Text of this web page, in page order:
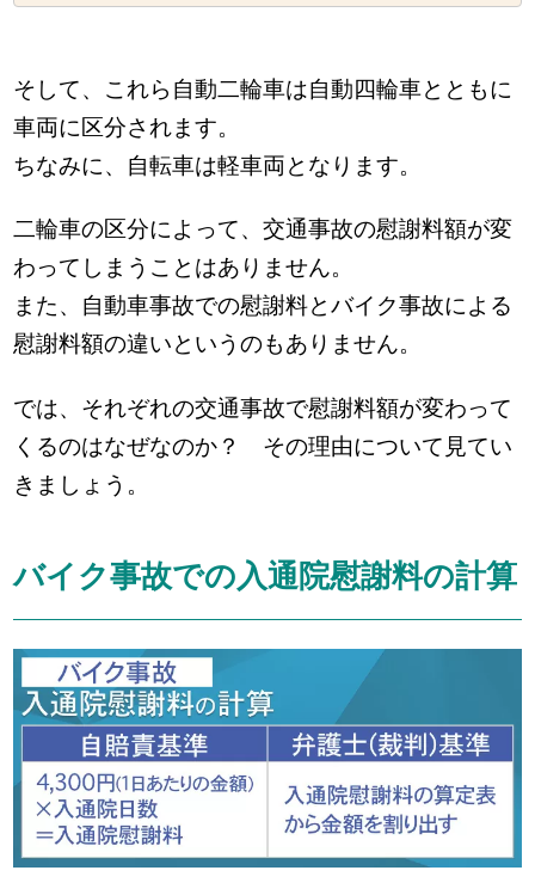
そして、これら自動二輪車は自動四輪車とともに
車両に区分されます。
ちなみに、自転車は軽車両となります。
二輪車の区分によって、交通事故の慰謝料額が変
わってしまうことはありません。
また、自動車事故での慰謝料とバイク事故による
慰謝料額の違いというのもありません。
では、それぞれの交通事故で慰謝料額が変わって
くるのはなぜなのか？ その理由について見てい
きましょう。
バイク事故での入通院慰謝料の計算